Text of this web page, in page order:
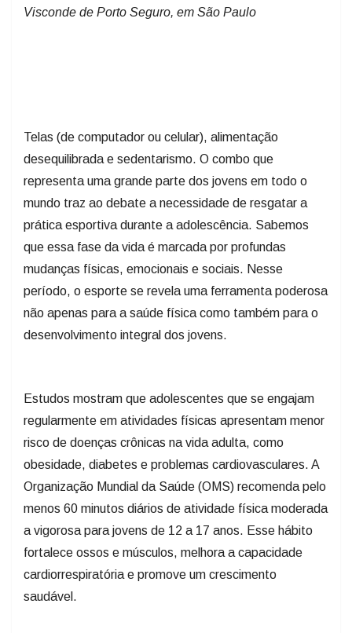
Visconde de Porto Seguro, em São Paulo
Telas (de computador ou celular), alimentação
desequilibrada e sedentarismo. O combo que
representa uma grande parte dos jovens em todo o
mundo traz ao debate a necessidade de resgatar a
prática esportiva durante a adolescência. Sabemos
que essa fase da vida é marcada por profundas
mudanças físicas, emocionais e sociais. Nesse
período, o esporte se revela uma ferramenta poderosa
não apenas para a saúde física como também para o
desenvolvimento integral dos jovens.
Estudos mostram que adolescentes que se engajam
regularmente em atividades físicas apresentam menor
risco de doenças crônicas na vida adulta, como
obesidade, diabetes e problemas cardiovasculares. A
Organização Mundial da Saúde (OMS) recomenda pelo
menos 60 minutos diários de atividade física moderada
a vigorosa para jovens de 12 a 17 anos. Esse hábito
fortalece ossos e músculos, melhora a capacidade
cardiorrespiratória e promove um crescimento
saudável.